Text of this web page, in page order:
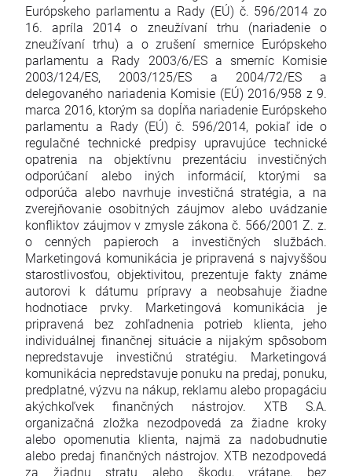
Európskeho parlamentu a Rady (EÚ) č. 596/2014 zo
16. apríla 2014 o zneužívaní trhu (nariadenie o
zneužívaní trhu) a o zrušení smernice Európskeho
parlamentu a Rady 2003/6/ES a smerníc Komisie
2003/124/ES, 2003/125/ES a 2004/72/ES a
delegovaného nariadenia Komisie (EÚ) 2016/958 z 9.
marca 2016, ktorým sa dopĺňa nariadenie Európskeho
parlamentu a Rady (EÚ) č. 596/2014, pokiaľ ide o
regulačné technické predpisy upravujúce technické
opatrenia na objektívnu prezentáciu investičných
odporúčaní alebo iných informácií, ktorými sa
odporúča alebo navrhuje investičná stratégia, a na
zverejňovanie osobitných záujmov alebo uvádzanie
konfliktov záujmov v zmysle zákona č. 566/2001 Z. z.
o cenných papieroch a investičných službách.
Marketingová komunikácia je pripravená s najvyššou
starostlivosťou, objektivitou, prezentuje fakty známe
autorovi k dátumu prípravy a neobsahuje žiadne
hodnotiace prvky. Marketingová komunikácia je
pripravená bez zohľadnenia potrieb klienta, jeho
individuálnej finančnej situácie a nijakým spôsobom
nepredstavuje investičnú stratégiu. Marketingová
komunikácia nepredstavuje ponuku na predaj, ponuku,
predplatné, výzvu na nákup, reklamu alebo propagáciu
akýchkoľvek finančných nástrojov. XTB S.A.
organizačná zložka nezodpovedá za žiadne kroky
alebo opomenutia klienta, najmä za nadobudnutie
alebo predaj finančných nástrojov. XTB nezodpovedá
za žiadnu stratu alebo škodu, vrátane, bez